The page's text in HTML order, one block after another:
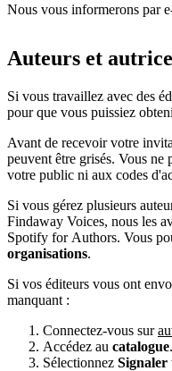
Nous vous informerons par
Auteurs et
Si vous travaillez avec des
pour que vous puissiez
Avant de recevoir votre
peuvent être grisés. Vous ne
votre public ni aux codes
Si vous gérez plusieurs
Findaway Voices, nous les
Spotify for Authors. Vous
organisations.
Si vos éditeurs vous ont
manquant :
Connectez-vous sur
Accédez au catalogue.
Sélectionnez Signaler